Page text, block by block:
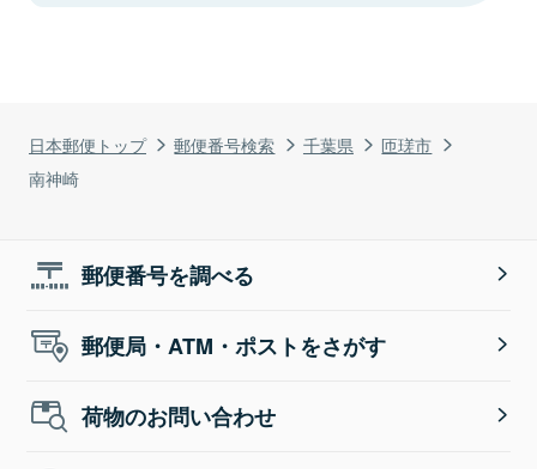
日本郵便トップ 郵便番号検索 千葉県
匝瑳市
南神崎
郵便番号を調べる
郵便局・ATM・ポストをさがす
荷物のお問い合わせ